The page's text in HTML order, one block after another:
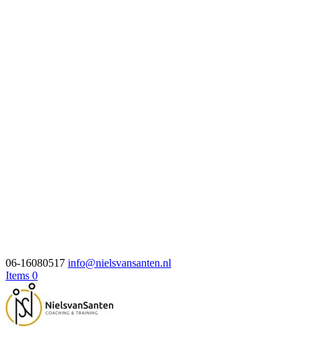
06-16080517 info@nielsvansanten.nl
Items 0